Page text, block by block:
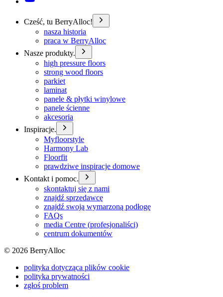
Cześć, tu BerryAlloc!
nasza historia
praca w BerryAlloc
Nasze produkty.
high pressure floors
strong wood floors
parkiet
laminat
panele & płytki winylowe
panele ścienne
akcesoria
Inspiracje.
Myfloorstyle
Harmony Lab
Floorfit
prawdziwe inspiracje domowe
Kontakt i pomoc.
skontaktuj się z nami
znajdź sprzedawcę
znajdź swoją wymarzoną podłogę
FAQs
media Centre (profesjonaliści)
centrum dokumentów
© 2026 BerryAlloc
polityka dotycząca plików cookie
polityka prywatności
zgłoś problem